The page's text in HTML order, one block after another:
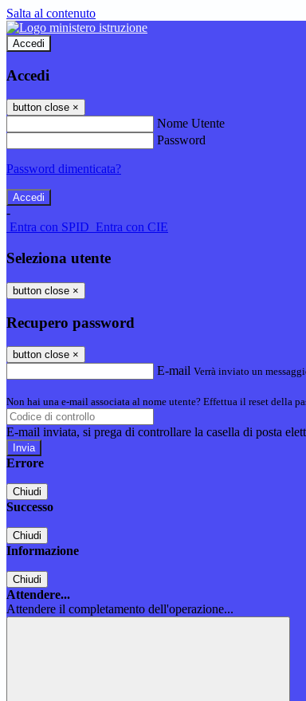
Salta al contenuto
Accedi
Accedi
button close ×
Nome Utente
Password
Password dimenticata?
-
Entra con SPID Entra con CIE
Seleziona utente
button close ×
Recupero password
button close ×
E-mail Verrà inviato un
Non hai una e-mail associata al nome utente? Effettua il reset della
E-mail inviata, si prega di controllare la casella di posta
Errore
Chiudi
Successo
Chiudi
Informazione
Chiudi
Attendere...
Attendere il completamento dell'operazione...